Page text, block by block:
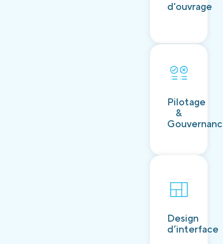
d'ouvrage
Pilotage
&
Découvrir
Design
d’interface